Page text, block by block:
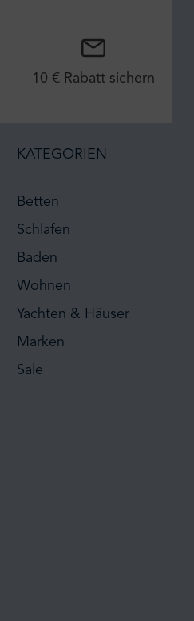
10 € Rabatt sichern
KATEGORIEN
Betten
Schlafen
Baden
Wohnen
Yachten & Häuser
Marken
Sale